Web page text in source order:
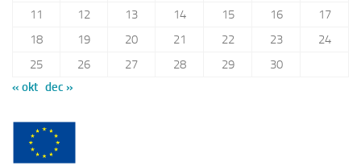
11
12 13 14 15 16
17
18
19 20 21 22 23
24
25
26 27 28 29
30
« okt dec »